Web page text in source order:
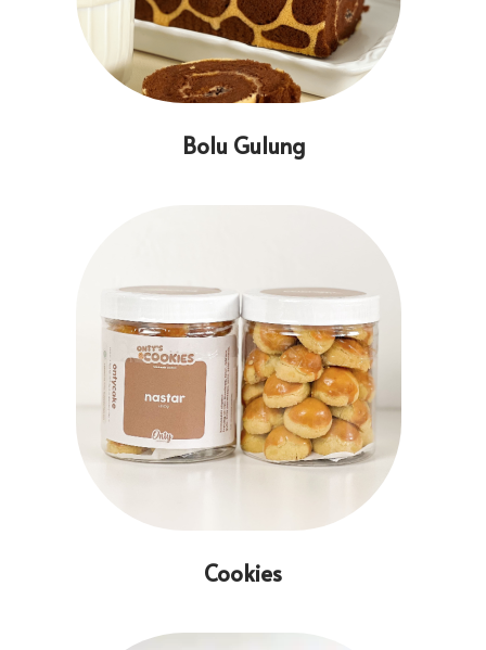
Bolu Gulung
Cookies